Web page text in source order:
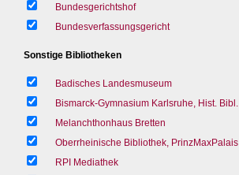
Bundesgerichtshof
Bundesverfassungsgericht
Sonstige Bibliotheken
Badisches Landesmuseum
Bismarck-Gymnasium Karlsruhe, Hist. Bibl.
Melanchthonhaus Bretten
Oberrheinische Bibliothek, PrinzMaxPalais
RPI Mediathek